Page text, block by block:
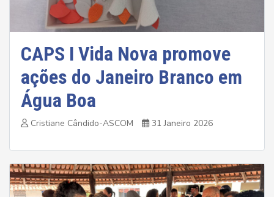
CAPS I Vida Nova promove
ações do Janeiro Branco em
Água Boa
Cristiane Cândido-ASCOM 31 Janeiro 2026